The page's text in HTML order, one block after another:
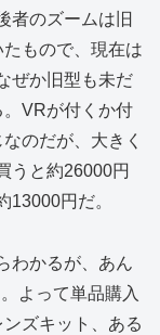
者のズームは旧
もので、現在は
ぜか旧型も未だ
VRが付くか付
のだが、大きく
うと約26000円
13000円だ。
わかるが、あん
よって単品購入
ズキット、ある